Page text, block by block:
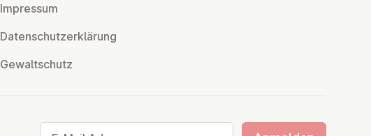
Impressum
Da­ten­schutz­er­klä­rung
Ge­walt­schutz
E-Mail Adresse